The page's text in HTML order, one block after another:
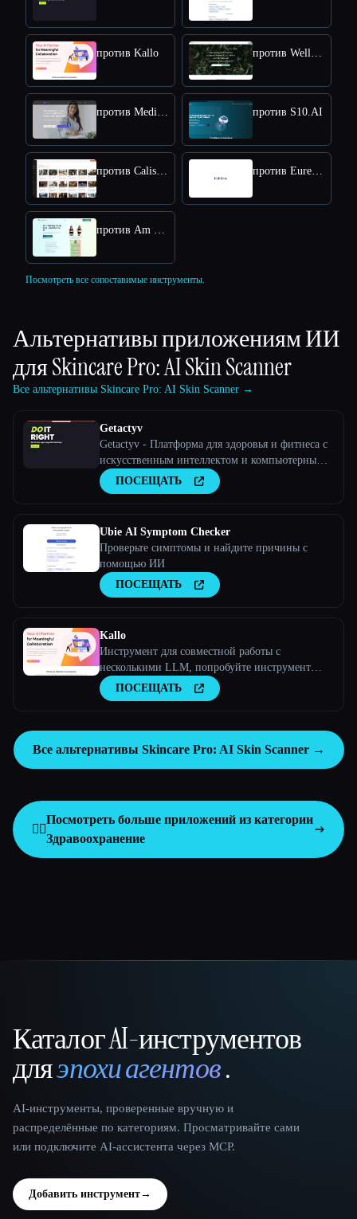
против Kallo против Well Me Right
против Medidex Connect против S10.AI
против Calisthenics Workout Plan против Eureka Health
против Am I Getting Fatter Quiz
Посмотреть все сопоставимые инструменты.
Альтернативы приложениям ИИ
дляSkincare Pro: AI Skin Scanner
Все альтернативы Skincare Pro: AI Skin Scanner →
Getactyv
Getactyv - Платформа для здоровья и фитнеса с
искусственным интеллектом и компьютерным
зрением
ПОСЕЩАТЬ
Ubie AI Symptom Checker
Проверьте симптомы и найдите причины с
помощью ИИ
ПОСЕЩАТЬ
Kallo
Инструмент для совместной работы с
несколькими LLM, попробуйте инструмент
искусственного интеллекта
ПОСЕЩАТЬ
Все альтернативы Skincare Pro: AI Skin Scanner →
👩‍⚕️
Посмотреть больше приложений из категории
Здравоохранение
That AI Collection
Каталог AI-инструментов
дляэпохи агентов.
AI-инструменты, проверенные вручную и
распределённые по категориям. Просматривайте сами
или подключите AI-ассистента через MCP.
Добавить инструмент→